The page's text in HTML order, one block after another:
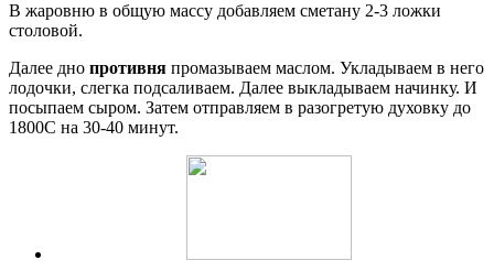
В жаровню в общую массу добавляем сметану 2-3 ложки
столовой.
Далее дно противня промазываем маслом. Укладываем в него
лодочки, слегка подсаливаем. Далее выкладываем начинку. И
посыпаем сыром. Затем отправляем в разогретую духовку до
1800С на 30-40 минут.